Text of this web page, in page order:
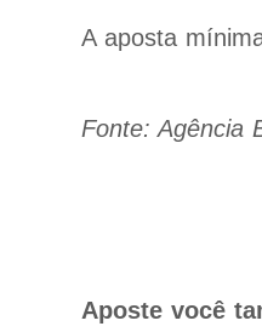
A aposta
Fonte: Agência
Aposte você